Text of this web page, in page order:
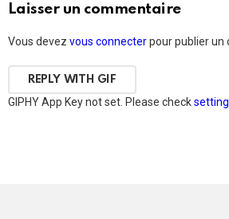
Laisser un commentaire
Vous devez vous connecterpour publier un
REPLY WITH GIF
GIPHY App Key not set. Please check